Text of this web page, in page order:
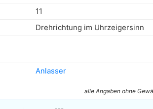
11
Drehrichtung im Uhrzeigersinn
Anlasser
alle Angaben ohne